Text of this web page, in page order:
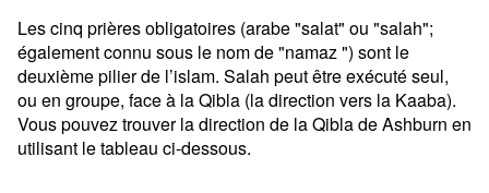
Les cinq prières obligatoires (arabe "salat" ou "salah";
également connu sous le nom de "namaz ") sont le
deuxième pilier de l’islam. Salah peut être exécuté seul,
ou en groupe, face à la Qibla (la direction vers la Kaaba).
Vous pouvez trouver la direction de la Qibla de Ashburn en
utilisant le tableau ci-dessous.